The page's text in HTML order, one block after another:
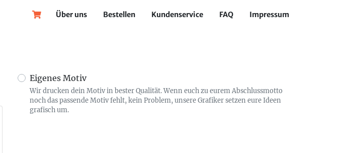
Über uns Bestellen Kundenservice FAQ Impressum
Eigenes Motiv
Wir drucken dein Motiv in bester Qualität. Wenn euch zu eurem Abschlussmotto
noch das passende Motiv fehlt, kein Problem, unsere Grafiker setzen eure Ideen
grafisch um.